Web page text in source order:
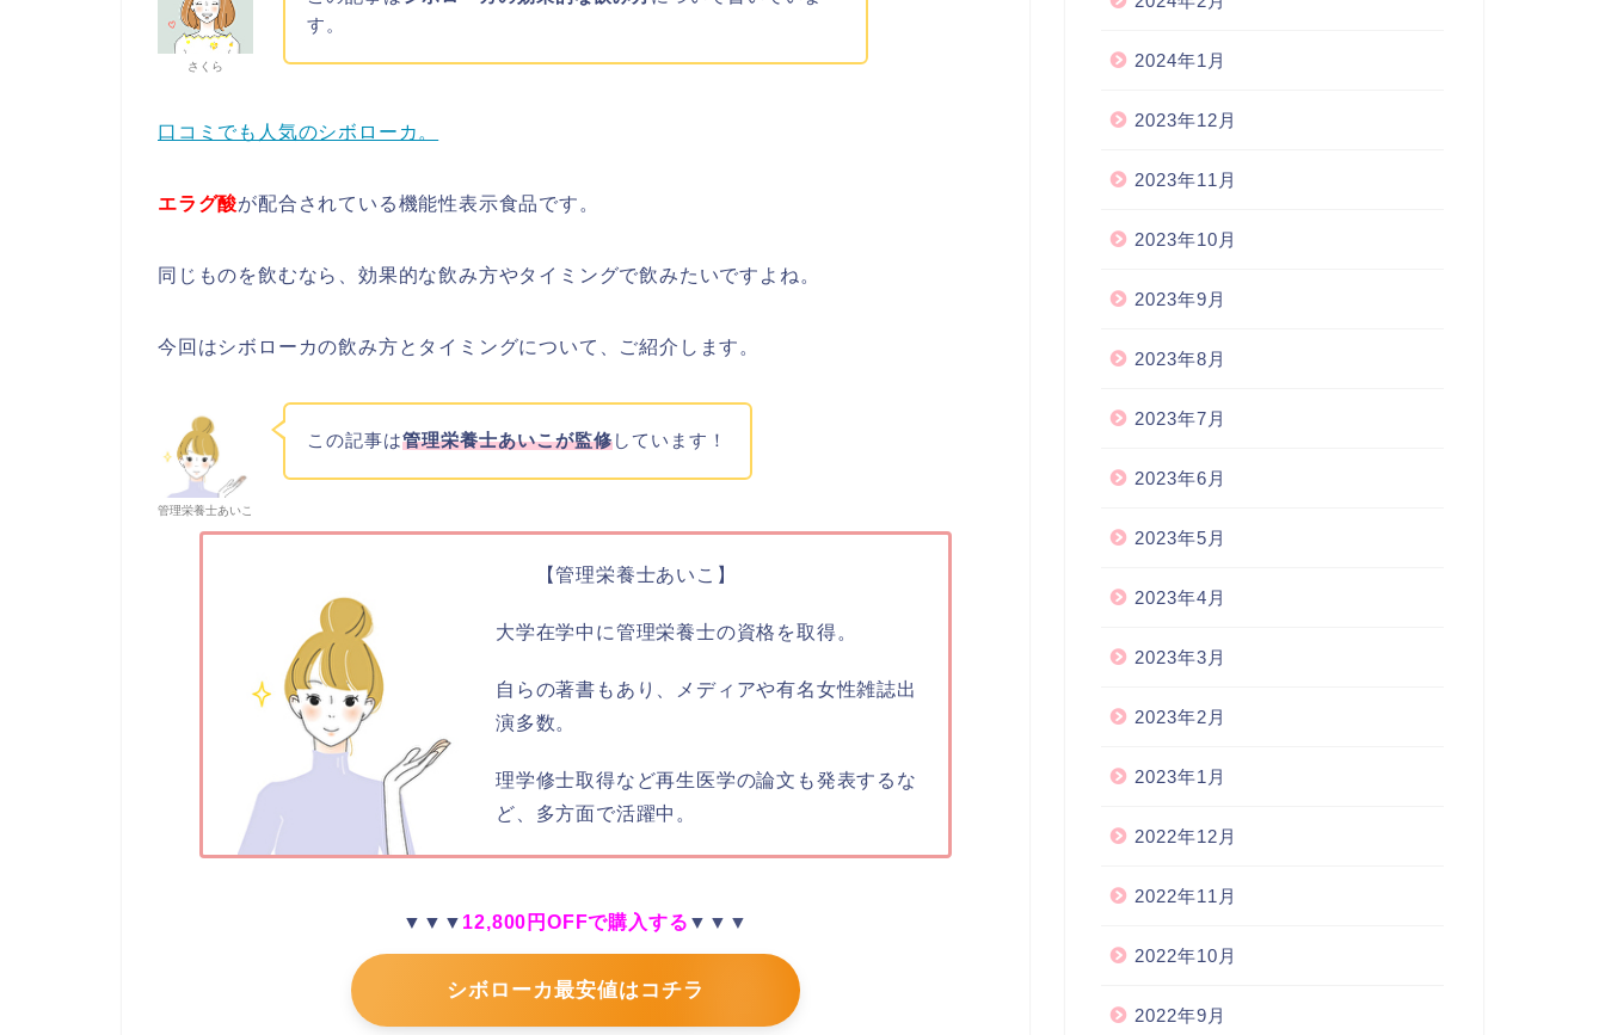
さくら
す。
口コミでも人気のシボローカ。
エラグ酸が配合されている機能性表示食品です。
同じものを飲むなら、効果的な飲み方やタイミングで飲みたいですよね。
今回はシボローカの飲み方とタイミングについて、ご紹介します。
管理栄養士あいこ
この記事は管理栄養士あいこが監修しています！
【管理栄養士あいこ】
大学在学中に管理栄養士の資格を取得。
自らの著書もあり、メディアや有名女性雑誌出
演多数。
理学修士取得など再生医学の論文も発表するな
ど、多方面で活躍中。
▼▼▼ 12,800円OFFで購入する ▼▼▼
シボローカ最安値はコチラ
2024年1月
2023年12月
2023年11月
2023年10月
2023年9月
2023年8月
2023年7月
2023年6月
2023年5月
2023年4月
2023年3月
2023年2月
2023年1月
2022年12月
2022年11月
2022年10月
2022年9月